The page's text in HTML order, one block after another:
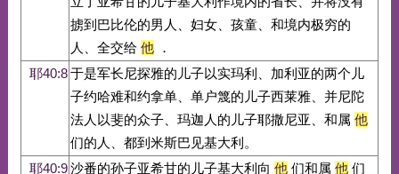
掳到巴比伦的男人、妇女、孩童、和境内极穷的
人、全交给 他．
耶40:8于是军长尼探雅的儿子以实玛利、加利亚的两个儿
子约哈难和约拿单、单户篾的儿子西莱雅、并尼陀
法人以斐的众子、玛迦人的儿子耶撒尼亚、和属 他
们的人、都到米斯巴见基大利。
耶40:9沙番的孙子亚希甘的儿子基大利向 他们和属 他们